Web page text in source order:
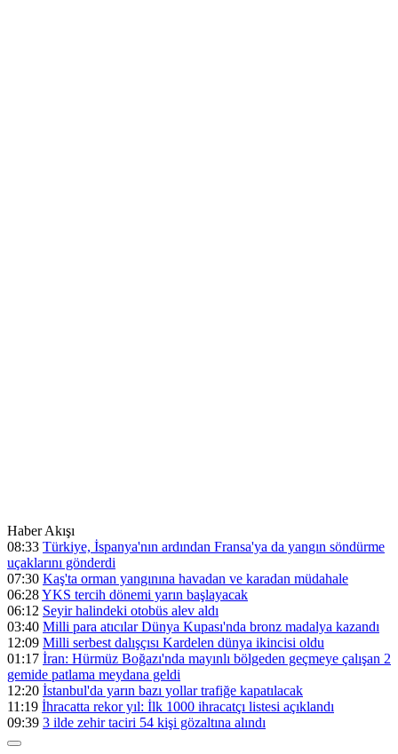
Haber Akışı
08:33 Türkiye, İspanya'nın ardından Fransa'ya da yangın söndürme
uçaklarını gönderdi
07:30 Kaş'ta orman yangınına havadan ve karadan müdahale
06:28YKS tercih dönemi yarın başlayacak
06:12 Seyir halindeki otobüs alev aldı
03:40 Milli para atıcılar Dünya Kupası'nda bronz madalya kazandı
12:09 Milli serbest dalışçısı Kardelen dünya ikincisi oldu
01:17 İran: Hürmüz Boğazı'nda mayınlı bölgeden geçmeye çalışan 2
gemide patlama meydana geldi
12:20 İstanbul'da yarın bazı yollar trafiğe kapatılacak
11:19 İhracatta rekor yıl: İlk 1000 ihracatçı listesi açıklandı
09:39 3 ilde zehir taciri 54 kişi gözaltına alındı